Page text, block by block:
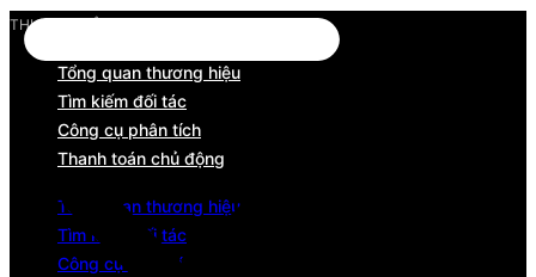
THƯƠNG HIỆU
Tổng quan thương hiệu
Tìm kiếm đối tác
Công cụ phân tích
Thanh toán chủ động
Tổng quan thương hiệu
Tìm kiếm đối tác
Công cụ phân tích